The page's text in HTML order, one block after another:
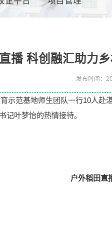
播 科创融汇助力
发布时间：
示范基地师生团队一行10人
记叶梦怡的热情接待。
户外稻田直